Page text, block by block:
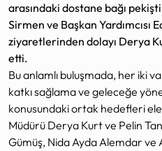
arasındaki dostane bağı
Sirmen ve Başkan Yardımcısı
ziyaretlerinden dolayı Derya
etti.
Bu anlamlı buluşmada, her iki
katkı sağlama ve geleceğe
konusundaki ortak hedefleri ele
Müdürü Derya Kurt ve Pelin
Gümüş, Nida Ayda Alemdar ve